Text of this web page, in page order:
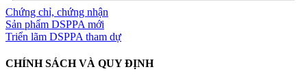
Chứng chỉ, chứng nhận
Sản phẩm DSPPA mới
Triển lãm DSPPA tham dự
CHÍNH SÁCH VÀ QUY ĐỊNH